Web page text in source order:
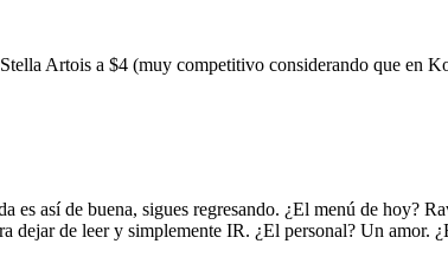
Artois a $4 (muy competitivo considerando que en
así de buena, sigues regresando. ¿El menú de hoy?
dejar de leer y simplemente IR. ¿El personal? Un amor.